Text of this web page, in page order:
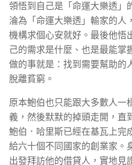
領悟到自己是「命運大樂透」
淪為「命運大樂透」輸家的人
機構求個心安就好。最後他悟
己的需求是什麼、也是最能掌
做的事就是：找到需要幫助的
脫離貧窮。
原本鮑伯也只能跟大多數人一
義，然後默默的掉頭走開，直
鮑伯．哈里斯已經在基瓦上完
給六十個不同國家的創業家。
出發拜訪他的借貸人，實地見